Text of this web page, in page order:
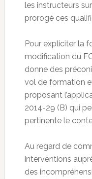
les instructeurs
prorogé ces
Pour expliciter la
modification du
donne des
vol de formation
proposant
2014-29 (B) qui
pertinente le
Au regard de
interventions
des